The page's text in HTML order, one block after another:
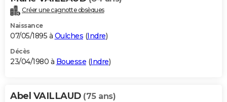
Créer une cagnotte obsèques
Naissance
07/05/1895 à Oulches (Indre)
Décès
23/04/1980 à Bouesse (Indre)
Abel VAILLAUD (75 ans)